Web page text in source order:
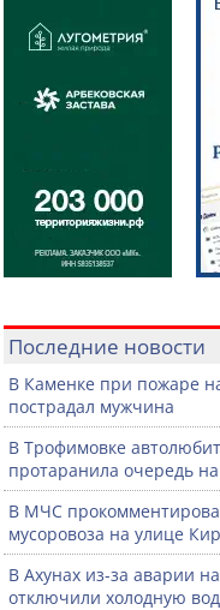
Последние новости
В Каменке при пожаре
пострадал мужчина
В Трофимовке
протаранила очередь
В МЧС
мусоровоза на улице
В Ахунах из-за аварии
отключили холодную